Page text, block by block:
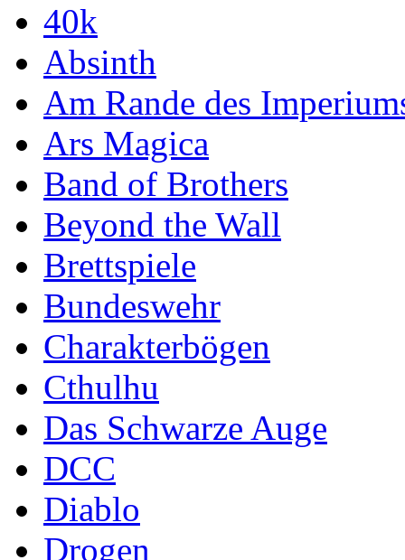
40k
Absinth
Am Rande des
Ars Magica
Band of Brothers
Beyond the Wall
Brettspiele
Bundeswehr
Charakterbögen
Cthulhu
Das Schwarze Auge
DCC
Diablo
Drogen